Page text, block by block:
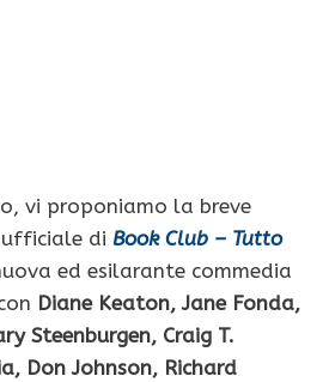
vi proponiamo la breve
di Book Club – Tutto
ed esilarante commedia
Diane Keaton, Jane Fonda,
Steenburgen, Craig T.
Don Johnson, Richard